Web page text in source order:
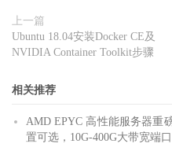
上一篇
Ubuntu 18.04安装Docker CE及
NVIDIA Container Toolkit步骤
相关推荐
AMD EPYC 高性能服务器重
置可选，10G-400G大带宽端